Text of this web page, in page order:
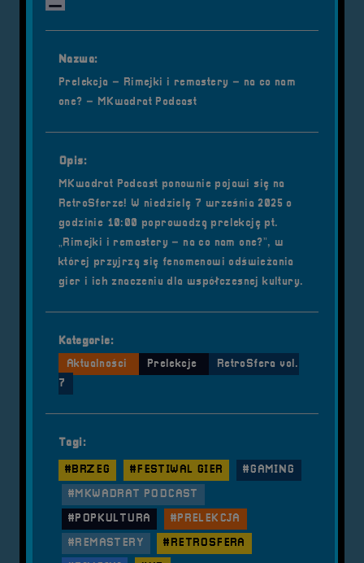
Nazwa:
Prelekcja – Rimejki i remastery – na co nam
one? – MKwadrat Podcast
Opis:
MKwadrat Podcast ponownie pojawi się na
RetroSferze! W niedzielę 7 września 2025 o
godzinie 10:00 poprowadzą prelekcję pt.
„Rimejki i remastery – na co nam one?”, w
której przyjrzą się fenomenowi odświeżania
gier i ich znaczeniu dla współczesnej kultury.
Kategorie:
Aktualności
Prelekcje
RetroSfera vol.
7
Tagi:
#BRZEG #FESTIWAL GIER
#GAMING
#MKWADRAT PODCAST
#POPKULTURA
#PRELEKCJA
#REMASTERY
#RETROSFERA